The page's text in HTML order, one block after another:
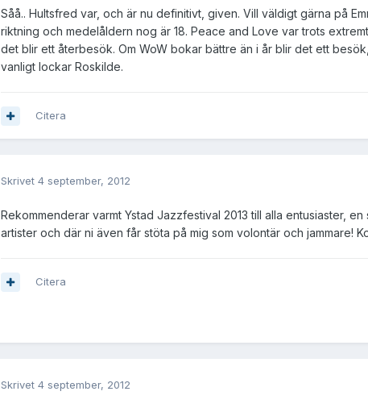
Såå.. Hultsfred var, och är nu definitivt, given. Vill väldigt gärna på
riktning och medelåldern nog är 18. Peace and Love var trots
det blir ett återbesök. Om WoW bokar bättre än i år blir det ett
vanligt lockar Roskilde.
Citera
Skrivet 4 september, 2012
Rekommenderar varmt Ystad Jazzfestival 2013 till alla entusiaster,
artister och där ni även får stöta på mig som volontär och jammare!
Citera
Skrivet 4 september, 2012